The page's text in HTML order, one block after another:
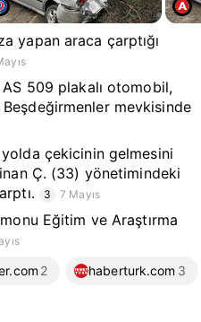
yapan araca çarptığı
509 plakalı otomobil,
Beşdeğirmenler mevkisinde
çekicinin gelmesini
Ç. (33) yönetimindeki
3 7 Mayıs
Eğitim ve Araştırma
2 haberturk.com 3